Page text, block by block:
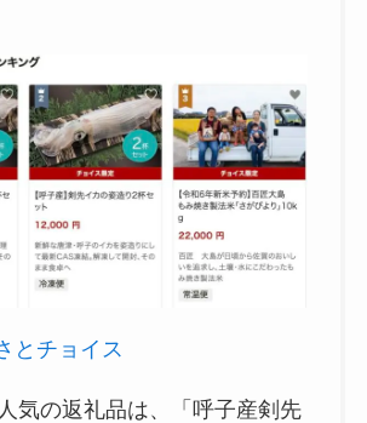
とチョイス
気の返礼品は、「呼子産剣先